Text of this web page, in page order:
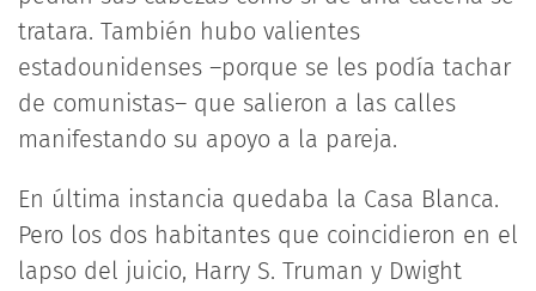
tratara. También hubo valientes
estadounidenses –porque se les podía tachar
de comunistas– que salieron a las calles
manifestando su apoyo a la pareja.
En última instancia quedaba la Casa Blanca.
Pero los dos habitantes que coincidieron en el
lapso del juicio, Harry S. Truman y Dwight